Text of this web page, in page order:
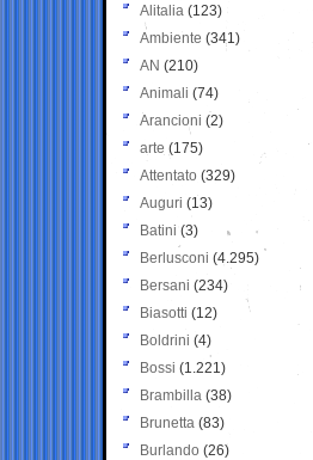
Alitalia (123)
Ambiente (341)
AN (210)
Animali (74)
Arancioni (2)
arte (175)
Attentato (329)
Auguri (13)
Batini (3)
Berlusconi (4.295)
Bersani (234)
Biasotti (12)
Boldrini (4)
Bossi (1.221)
Brambilla (38)
Brunetta (83)
Burlando (26)